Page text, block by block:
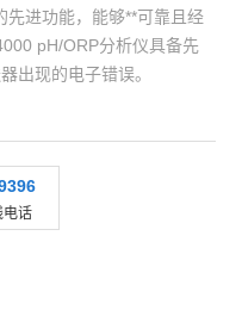
先进功能，能够**可靠且经
pH/ORP分析仪具备先
出现的电子错误。
电话